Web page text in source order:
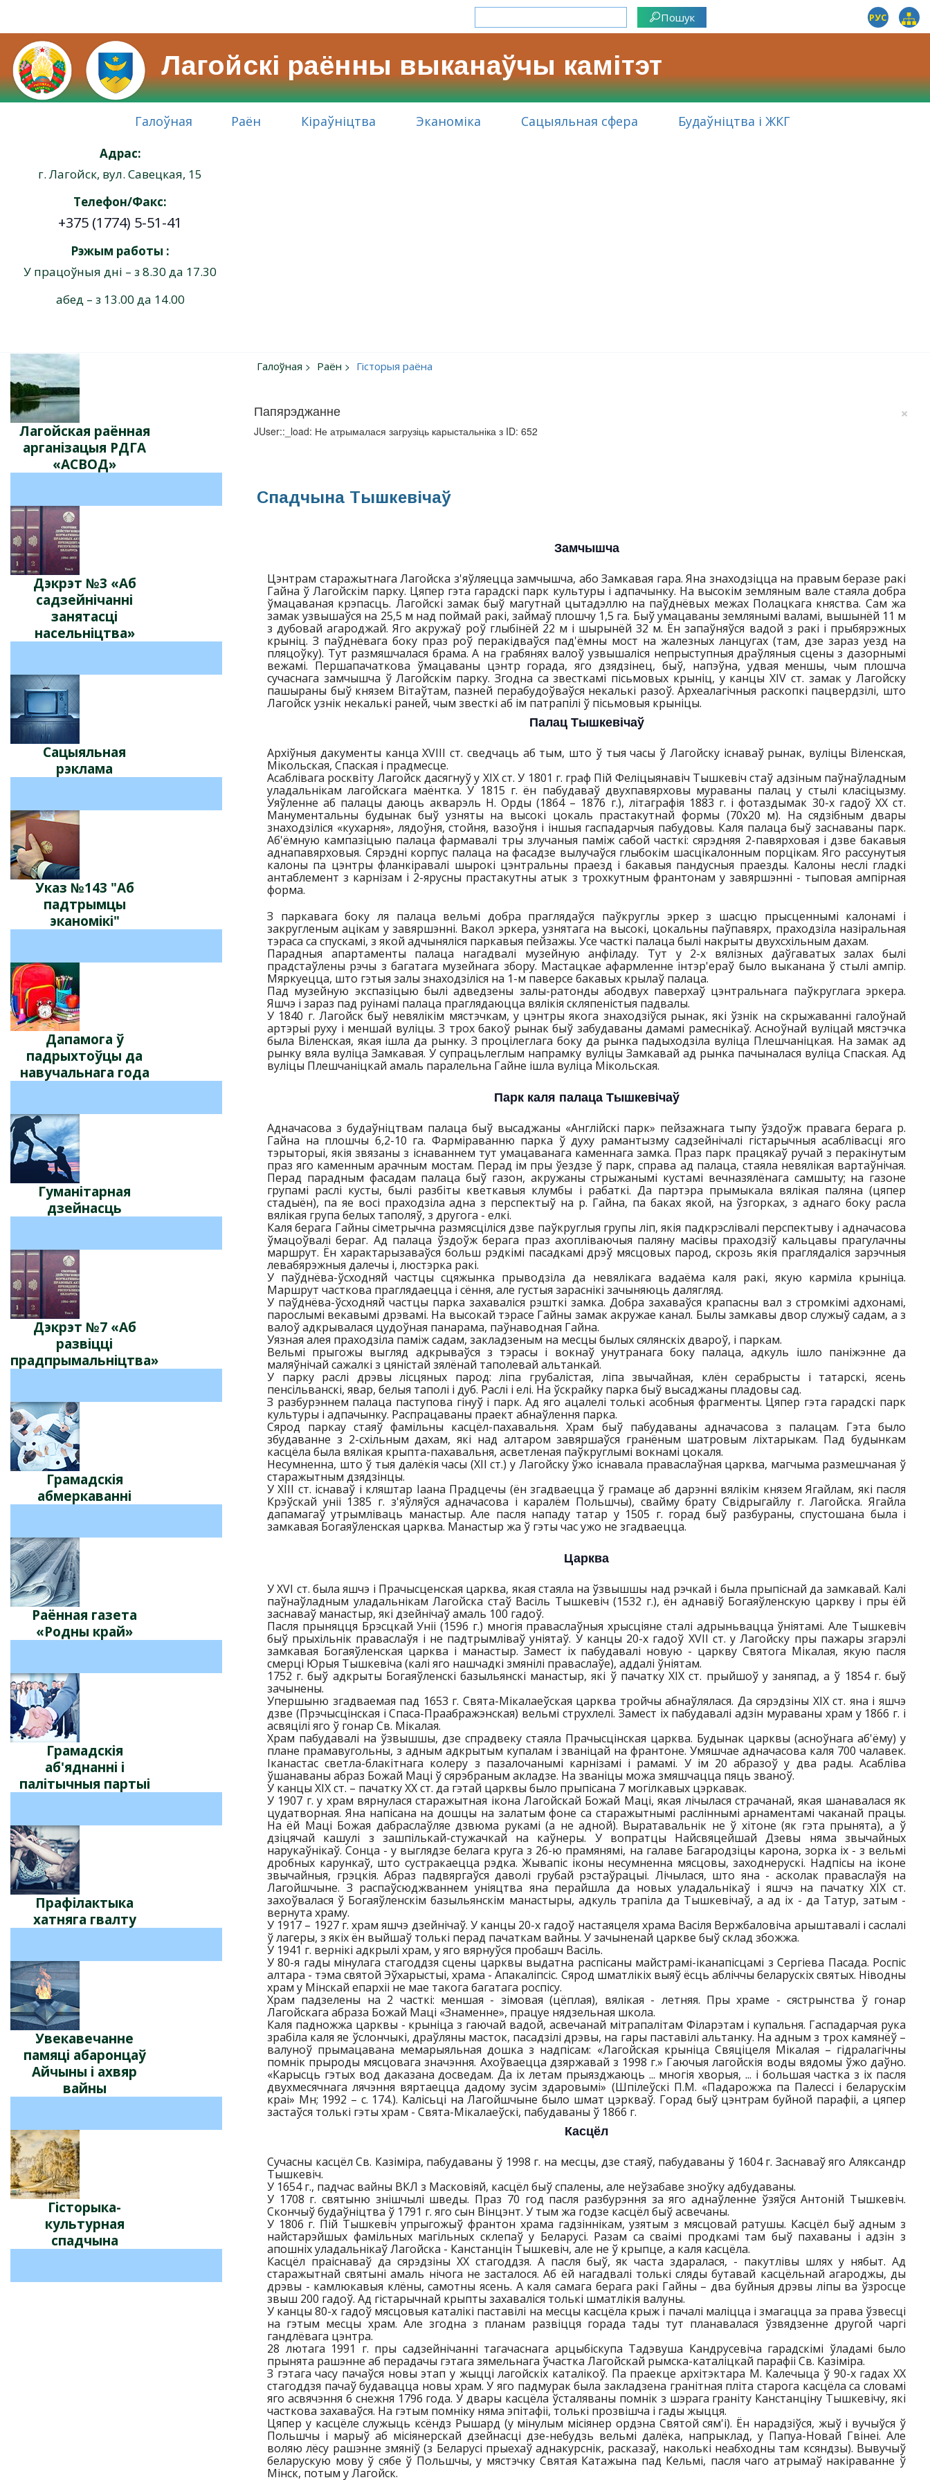
РУС
Лагойскі раённы выканаўчы камітэт
Галоўная Раён Кіраўніцтва Эканоміка Сацыяльная сфера Будаўніцтва і ЖКГ
Адрас:
г. Лагойск, вул. Савецкая, 15
Телефон/Факс:
+375 (1774) 5-51-41
Рэжым работы :
У працоўныя дні – з 8.30 да 17.30
абед – з 13.00 да 14.00
Лагойская раённая
арганізацыя РДГА
«АСВОД»
Дэкрэт №3 «Аб
садзейнічанні
занятасці
насельніцтва»
Сацыяльная
рэклама
Указ №143 "Аб
падтрымцы
эканомікі"
Дапамога ў
падрыхтоўцы да
навучальнага года
Гуманітарная
дзейнасць
Дэкрэт №7 «Аб
развіцці
прадпрымальніцтва»
Грамадскія
абмеркаваннi
Раённая газета
«Родны край»
Грамадскія
аб'яднанні і
палітычныя партыі
Прафілактыка
хатняга гвалту
Увекавечанне
памяці абаронцаў
Айчыны і ахвяр
вайны
Гісторыка-
культурная
спадчына
Галоўная Раён Гісторыя раёна
×
Папярэджанне
JUser::_load: Не атрымалася загрузіць карыстальніка з ID: 652
Спадчына Тышкевічаў
Замчышча
Цэнтрам старажытнага Лагойска з'яўляецца замчышча, або Замкавая гара. Яна знаходзіцца на правым беразе ракі
Гайна ў Лагойскім парку. Цяпер гэта гарадскі парк культуры і адпачынку. На высокім земляным вале стаяла добра
ўмацаваная крэпасць. Лагойскі замак быў магутнай цытадэллю на паўднёвых межах Полацкага княства. Сам жа
замак узвышаўся на 25,5 м над поймай ракі, займаў плошчу 1,5 га. Быў умацаваны землянымі валамі, вышынёй 11 м
з дубовай агароджай. Яго акружаў роў глыбінёй 22 м і шырынёй 32 м. Ён запаўняўся вадой з ракі і прыбярэжных
крыніц. З паўднёвага боку праз роў перакідваўся пад'ёмны мост на жалезных ланцугах (там, дзе зараз уезд на
пляцоўку). Тут размяшчалася брама. А на грабянях валоў узвышаліся непрыступныя драўляныя сцены з дазорнымі
вежамі. Першапачаткова ўмацаваны цэнтр горада, яго дзядзінец, быў, напэўна, удвая меншы, чым плошча
сучаснага замчышча ў Лагойскім парку. Згодна са звесткамі пісьмовых крыніц, у канцы XIV ст. замак у Лагойску
пашыраны быў князем Вітаўтам, пазней перабудоўваўся некалькі разоў. Археалагічныя раскопкі пацвердзілі, што
Лагойск узнік некалькі раней, чым звесткі аб ім патрапілі ў пісьмовыя крыніцы.
Палац Тышкевічаў
Архіўныя дакументы канца XVIII ст. сведчаць аб тым, што ў тыя часы ў Лагойску існаваў рынак, вуліцы Віленская,
Мікольская, Спаская і прадмесце.
Асаблівага росквіту Лагойск дасягнуў у XIX ст. У 1801 г. граф Пій Феліцыянавіч Тышкевіч стаў адзіным паўнаўладным
уладальнікам лагойскага маёнтка. У 1815 г. ён пабудаваў двухпавярховы мураваны палац у стылі класіцызму.
Уяўленне аб палацы даюць акварэль Н. Орды (1864 – 1876 г.), літаграфія 1883 г. і фотаздымак 30-х гадоў ХХ ст.
Манументальны будынак быў узняты на высокі цокаль прастакутнай формы (70х20 м). На сядзібным двары
знаходзіліся «кухарня», лядоўня, стойня, вазоўня і іншыя гаспадарчыя пабудовы. Каля палаца быў заснаваны парк.
Аб'ёмную кампазіцыю палаца фармавалі тры злучаныя паміж сабой часткі: сярэдняя 2-павярховая і дзве бакавыя
аднапавярховыя. Сярэдні корпус палаца на фасадзе вылучаўся глыбокім шасцікалонным порцікам. Яго рассунутыя
калоны па цэнтры фланкіравалі шырокі цэнтральны праезд і бакавыя пандусныя праезды. Калоны неслі гладкі
антаблемент з карнізам і 2-ярусны прастакутны атык з трохкутным франтонам у завяршэннi - тыповая ампірная
форма.
З паркавага боку ля палаца вельмі добра праглядаўся паўкруглы эркер з шасцю прысценнымі калонамі і
закругленым ацікам у завяршэнні. Вакол эркера, узнятага на высокі, цокальны паўпавярх, праходзіла назіральная
тэраса са спускамі, з якой адчыняліся паркавыя пейзажы. Усе часткі палаца былі накрыты двухсхільным дахам.
Парадныя апартаменты палаца нагадвалі музейную анфіладу. Тут у 2-х вялізных даўгаватых залах былі
прадстаўлены рэчы з багатага музейнага збору. Мастацкае афармленне інтэр'ераў было выканана ў стылі ампір.
Мяркуецца, што гэтыя залы знаходзіліся на 1-м паверсе бакавых крылаў палаца.
Пад музейную экспазіцыю былі адведзены залы-ратонды абодвух паверхаў цэнтральнага паўкруглага эркера.
Яшчэ і зараз пад руінамі палаца праглядаюцца вялікія скляпеністыя падвалы.
У 1840 г. Лагойск быў невялікім мястэчкам, у цэнтры якога знаходзіўся рынак, які ўзнік на скрыжаванні галоўнай
артэрыі руху і меншай вуліцы. З трох бакоў рынак быў забудаваны дамамі рамеснікаў. Асноўнай вуліцай мястэчка
была Віленская, якая ішла да рынку. З процілеглага боку да рынка падыходзіла вуліца Плешчаніцкая. На замак ад
рынку вяла вуліца Замкавая. У супрацьлеглым напрамку вуліцы Замкавай ад рынка пачыналася вуліца Спаская. Ад
вуліцы Плешчаніцкай амаль паралельна Гайне ішла вуліца Мікольская.
Парк каля палаца Тышкевічаў
Адначасова з будаўніцтвам палаца быў высаджаны «Англійскі парк» пейзажнага тыпу ўздоўж правага берага р.
Гайна на плошчы 6,2-10 га. Фарміраванню парка ў духу рамантызму садзейнічалі гістарычныя асаблівасці яго
тэрыторыі, якія звязаны з існаваннем тут умацаванага каменнага замка. Праз парк працякаў ручай з перакінутым
праз яго каменным арачным мостам. Перад ім пры ўездзе ў парк, справа ад палаца, стаяла невялікая вартаўнічая.
Перад парадным фасадам палаца быў газон, акружаны стрыжанымі кустамі вечназялёнага самшыту; на газоне
групамі раслі кусты, былі разбіты кветкавыя клумбы і рабаткі. Да партэра прымыкала вялікая паляна (цяпер
стадыён), па яе восі праходзіла адна з перспектыў на р. Гайна, па баках якой, на ўзгорках, з аднаго боку расла
вялікая група белых таполяў, з другога - елкі.
Каля берага Гайны сіметрычна размясціліся дзве паўкруглыя ​​групы ліп, якія падкрэслівалі перспектыву і адначасова
ўмацоўвалі бераг. Ад палаца ўздоўж берага праз ахоплiваючыя паляну масівы праходзіў кальцавы прагулачны
маршрут. Ён характарызаваўся больш рэдкімі пасадкамі дрэў мясцовых парод, скрозь якія праглядаліся зарэчныя
левабярэжныя далечы і, люстэрка ракі.
У паўднёва-ўсходняй частцы сцяжынка прыводзіла да невялікага вадаёма каля ракі, якую карміла крыніца.
Маршрут часткова праглядаецца і сёння, але густыя зараснікі зачыняюць далягляд.
У паўднёва-ўсходняй частцы парка захаваліся рэшткі замка. Добра захаваўся крапасны вал з стромкімі адхонамі,
парослымі векавымі дрэвамі. На высокай тэрасе Гайны замак акружае канал. Былы замкавы двор служыў садам, а з
валоў адкрывалася цудоўная панарама, паўнаводная Гайна.
Уязная алея праходзіла паміж садам, закладзеным на месцы былых сялянскіх двароў, і паркам.
Вельмі прыгожы выгляд адкрываўся з тэрасы і вокнаў унутранага боку палаца, адкуль ішло паніжэнне да
маляўнічай сажалкі з цяністай зялёнай таполевай альтанкай.
У парку раслі дрэвы лісцяных парод: ліпа грубалістая, ліпа звычайная, клён серабрысты і татарскі, ясень
пенсільванскі, явар, белыя таполі і дуб. Раслі і елі. На ўскрайку парка быў высаджаны пладовы сад.
З разбурэннем палаца паступова гінуў і парк. Ад яго ацалелі толькі асобныя фрагменты. Цяпер гэта гарадскі парк
культуры і адпачынку. Распрацаваны праект абнаўлення парка.
Сярод паркау стаяў фамільны касцёл-пахавальня. Храм быў пабудаваны адначасова з палацам. Гэта было
збудаванне з 2-схільным дахам, які над алтаром завяршаўся гранёным шатровым ліхтарыкам. Пад будынкам
касцёла была вялікая крыпта-пахавальня, асветленая паўкруглымі вокнамі цокаля.
Несумненна, што ў тыя далёкія часы (XII ст.) у Лагойску ўжо існавала праваслаўная царква, магчыма размешчаная ў
старажытным дзядзінцы.
У XIII ст. існаваў і кляштар Іаана Прадцечы (ён згадваецца ў грамаце аб дарэнні вялікім князем Ягайлам, які пасля
Крэўскай уніі 1385 г. з'яўляўся адначасова і каралём Польшчы), свайму брату Свідрыгайлу г. Лагойска. Ягайла
дапамагаў утрымліваць манастыр. Але пасля нападу татар у 1505 г. горад быў разбураны, спустошана была і
замкавая Богаяўленская царква. Манастыр жа ў гэты час ужо не згадваецца.
Царква
У XVI ст. была яшчэ і Прачысценская царква, якая стаяла на ўзвышшы над рэчкай і была прыпіснай да замкавай. Калі
паўнаўладным уладальнікам Лагойска стаў Васіль Тышкевіч (1532 г.), ён аднавіў Богаяўленскую царкву і пры ёй
заснаваў манастыр, які дзейнічаў амаль 100 гадоў.
Пасля прыняцця Брэсцкай Уніі (1596 г.) многія праваслаўныя хрысціяне сталі адрыньвацца ўніятамі. Але Тышкевіч
быў прыхільнік праваслаўя і не падтрымліваў уніятаў. У канцы 20-х гадоў XVII ст. у Лагойску пры пажары згарэлі
замкавая Богаяўленская царква і манастыр. Замест іх пабудавалі новую - царкву Святога Мікалая, якую пасля
смерці Юрыя Тышкевіча (калі яго нашчадкі змянілі праваслаўе), аддалі ўніятам.
1752 г. быў адкрыты Богаяўленскі базыльянскі манастыр, які ў пачатку ХIХ ст. прыйшоў у заняпад, а ў 1854 г. быў
зачынены.
Упершыню згадваемая пад 1653 г. Свята-Мікалаеўская царква тройчы абнаўлялася. Да сярэдзіны ХIХ ст. яна і яшчэ
дзве (Прэчысцінская і Спаса-Праабражэнская) вельмі струхлелі. Замест іх пабудавалі адзін мураваны храм у 1866 г. і
асвяцілі яго ў гонар Св. Мікалая.
Храм пабудавалі на ўзвышшы, дзе спрадвеку стаяла Прачысцінская царква. Будынак царквы (асноўнага аб'ёму) у
плане прамавугольны, з адным адкрытым купалам і званіцай на франтоне. Умяшчае адначасова каля 700 чалавек.
Іканастас светла-блакітнага колеру з пазалочанымі карнізамі і рамамі. У ім 20 абразоў у два рады. Асабліва
ўшанаваны абраз Божай Маці ў сярэбраным акладзе. На званіцы можа змяшчацца пяць званоў.
У канцы ХIХ ст. – пачатку ХХ ст. да гэтай царквы было прыпісана 7 могілкавых цэркавак.
У 1907 г. у храм вярнулася старажытная ікона Лагойскай Божай Маці, якая лічылася страчанай, якая шанавалася як
цудатворная. Яна напісана на дошцы на залатым фоне са старажытнымі расліннымі арнаментамі чаканай працы.
На ёй Маці Божая дабраслаўляе дзвюма рукамі (а не адной). Выратавальнік не ў хітоне (як гэта прынята), а ў
дзіцячай кашулі з зашпількай-стужачкай на каўнеры. У вопратцы Найсвяцейшай Дзевы няма звычайных
нарукаўнікаў. Сонца - у выглядзе белага круга з 26-ю прамянямі, на галаве Багародзіцы карона, зорка іх - з вельмі
дробных карункаў, што сустракаецца рэдка. Жывапіс іконы несумненна мясцовы, заходнерускі. Надпісы на іконе
звычайныя, грэцкія. Абраз падвяргаўся даволі грубай рэстаўрацыі. Лічылася, што яна - асколак праваслаўя на
Лагойшчыне. З распаўсюджваннем уніяцтва яна перайшла да новых уладальнікаў і яшчэ на пачатку ХIХ ст.
захоўвалася ў Богаяўленскім базыльянскім манастыры, адкуль трапіла да Тышкевічаў, а ад іх - да Татур, затым -
вернута храму.
У 1917 – 1927 г. храм яшчэ дзейнічаў. У канцы 20-х гадоў настаяцеля храма Васіля Вержбаловіча арыштавалі і саслалі
ў лагеры, з якіх ён выйшаў толькі перад пачаткам вайны. У зачыненай царкве быў склад збожжа.
У 1941 г. вернікі адкрылі храм, у яго вярнуўся пробашч Васіль.
У 80-я гады мінулага стагоддзя сцены царквы выдатна распісаны майстрамі-іканапісцамі з Сергіева Пасада. Роспіс
алтара - тэма святой Эўхарыстыі, храма - Апакаліпсіс. Сярод шматлікіх выяў ёсць абліччы беларускіх святых. Ніводны
храм у Мінскай епархіі не мае такога багатага роспісу.
Храм падзелены на 2 часткі: меншая - зімовая (цёплая), вялікая - летняя. Пры храме - сястрынства ў гонар
Лагойскага абраза Божай Маці «Знаменне», працуе нядзельная школа.
Каля падножжа царквы - крыніца з гаючай вадой, асвечанай мітрапалітам Філарэтам і купальня. Гаспадарчая рука
зрабіла каля яе ўслончыкі, драўляны масток, пасадзілі дрэвы, на гары паставілі альтанку. На адным з трох камянёў –
валуноў прымацавана мемарыяльная дошка з надпісам: «Лагойская крыніца Свяціцеля Мікалая – гідралагічны
помнік прыроды мясцовага значэння. Ахоўваецца дзяржавай з 1998 г.» Гаючыя лагойскія воды вядомы ўжо даўно.
«Карысць гэтых вод даказана досведам. Да іх летам прыязджаюць ... многія хворыя, ... і большая частка з іх пасля
двухмесячнага лячэння вяртаецца дадому зусім здаровымі» (Шпілеўскі П.М. «Падарожжа па Палессі і беларускім
краі» Мн; 1992 – с. 174.). Калісьці на Лагойшчыне было шмат цэркваў. Горад быў цэнтрам буйной парафіі, а цяпер
застаўся толькі гэты храм - Свята-Мікалаеўскі, пабудаваны ў 1866 г.
Касцёл
Сучасны касцёл Св. Казіміра, пабудаваны ў 1998 г. на месцы, дзе стаяў, пабудаваны ў 1604 г. Заснаваў яго Аляксандр
Тышкевіч.
У 1654 г., падчас вайны ВКЛ з Масковіяй, касцёл быў спалены, але неўзабаве зноўку адбудаваны.
У 1708 г. святыню знішчылі шведы. Праз 70 год пасля разбурэння за яго аднаўленне ўзяўся Антоній Тышкевіч.
Скончыў будаўніцтва ў 1791 г. яго сын Вінцэнт. У тым жа годзе касцёл быў асвечаны.
У 1806 г. Пій Тышкевіч упрыгожыў франтон храма гадзіннікам, узятым з мясцовай ратушы. Касцёл быў адным з
найстарэйшых фамільных магільных склепаў у Беларусі. Разам са сваімі продкамі там быў пахаваны і адзін з
апошніх уладальнікаў Лагойска - Канстанцін Тышкевіч, але не ў крыпце, а каля касцёла.
Касцёл праіснаваў да сярэдзіны XX стагоддзя. А пасля быў, як часта здаралася, - пакутлівы шлях у нябыт. Ад
старажытнай святыні амаль нічога не засталося. Аб ёй нагадвалі толькі сляды бутавай касцёльнай агароджы, ды
дрэвы - камлюкавыя клёны, самотны ясень. А каля самага берага ракі Гайны – два буйныя дрэвы ліпы ва ўзросце
звыш 200 гадоў. Ад гістарычнай крыпты захаваліся толькі шматлікія валуны.
У канцы 80-х гадоў мясцовыя каталікі паставілі на месцы касцёла крыж і пачалі маліцца і змагацца за права ўзвесці
на гэтым месцы храм. Але згодна з планам развіцця горада тады тут планавалася ўзвядзенне другой чаргі
гандлёвага цэнтра.
28 лютага 1991 г. пры садзейнічанні тагачаснага арцыбіскупа Тадэвуша Кандрусевіча гарадскімі ўладамі было
прынята рашэнне аб перадачы гэтага зямельнага ўчастка Лагойскай рымска-каталіцкай парафіі Св. Казіміра.
З гэтага часу пачаўся новы этап у жыцці лагойскіх каталікоў. Па праекце архітэктара М. Калечыца ў 90-х гадах ХХ
стагоддзя пачаў будавацца новы храм. У яго падмурак была закладзена гранітная пліта старога касцёла са словамі
яго асвячэння 6 снежня 1796 года. У двары касцёла ўсталяваны помнік з шэрага граніту Канстанціну Тышкевічу, які
часткова захаваўся. На гэтым помніку няма эпітафіі, толькі прозвішча і гады жыцця.
Цяпер у касцёле служыць ксёндз Рышард (у мінулым місіянер ордэна Святой сям'і). Ён нарадзіўся, жыў і вучыўся ў
Польшчы і марыў аб місіянерскай дзейнасці дзе-небудзь вельмі далёка, напрыклад, у Папуа-Новай Гвінеі. Але
воляю лёсу рашэнне змяніў (з Беларусі прыехаў аднакурснік, расказаў, наколькі неабходны там ксяндзы). Вывучыў
беларускую мову ў сябе ў Польшчы, у мястэчку Святая Катажына пад Кельмі, пасля чаго атрымаў накіраванне ў
Мінск, потым у Лагойск.